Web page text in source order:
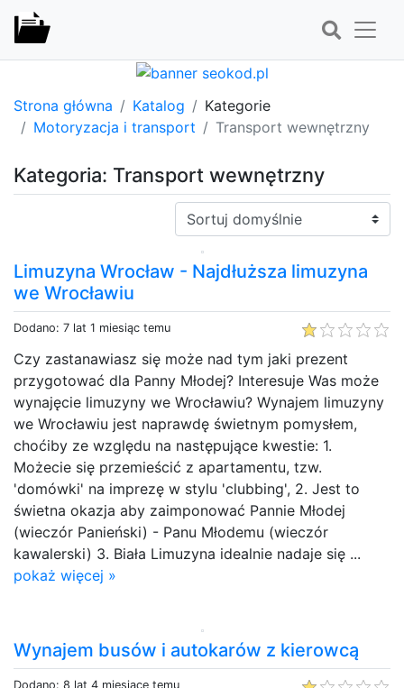
Strona główna Katalog
Kategorie
Motoryzacja i transport
Transport wewnętrzny
Kategoria: Transport wewnętrzny
Sortuj:
Limuzyna Wrocław - Najdłuższa limuzyna
we Wrocławiu
Dodano: 7 lat 1 miesiąc temu
Czy zastanawiasz się może nad tym jaki prezent
przygotować dla Panny Młodej? Interesuje Was może
wynajęcie limuzyny we Wrocławiu? Wynajem limuzyny
we Wrocławiu jest naprawdę świetnym pomysłem,
choćiby ze względu na następujące kwestie: 1.
Możecie się przemieścić z apartamentu, tzw.
'domówki' na imprezę w stylu 'clubbing', 2. Jest to
świetna okazja aby zaimponować Pannie Młodej
(wieczór Panieński) - Panu Młodemu (wieczór
kawalerski) 3. Biała Limuzyna idealnie nadaje się ...
pokaż więcej »
Wynajem busów i autokarów z kierowcą
Dodano: 8 lat 4 miesiące temu